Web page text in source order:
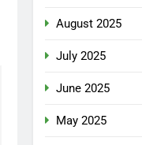
August 2025
July 2025
June 2025
May 2025